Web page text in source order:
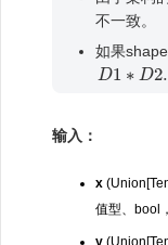
不一致。
如果
D1∗ D2.
输入：
x
值型、bool
y